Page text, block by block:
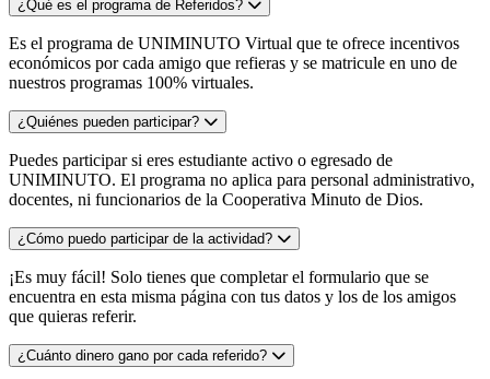
¿Qué es el programa de Referidos?
Es el programa de UNIMINUTO Virtual que te ofrece incentivos
económicos por cada amigo que refieras y se matricule en uno de
nuestros programas 100% virtuales.
¿Quiénes pueden participar?
Puedes participar si eres estudiante activo o egresado de
UNIMINUTO. El programa no aplica para personal administrativo,
docentes, ni funcionarios de la Cooperativa Minuto de Dios.
¿Cómo puedo participar de la actividad?
¡Es muy fácil! Solo tienes que completar el formulario que se
encuentra en esta misma página con tus datos y los de los amigos
que quieras referir.
¿Cuánto dinero gano por cada referido?